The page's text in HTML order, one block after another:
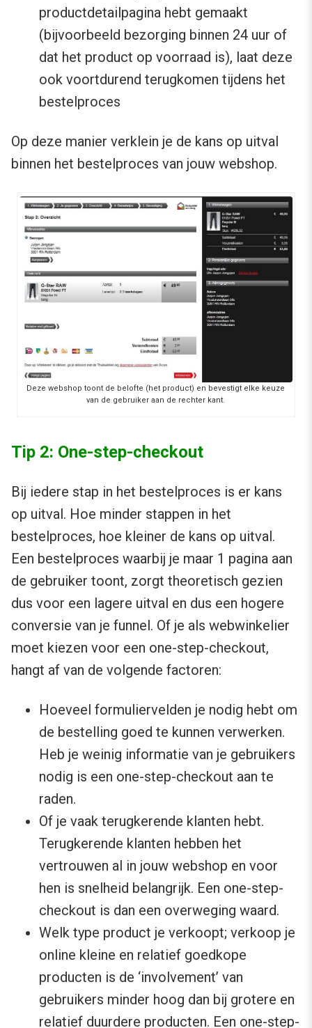
productdetailpagina hebt gemaakt
(bijvoorbeeld bezorging binnen 24 uur of
dat het product op voorraad is), laat deze
ook voortdurend terugkomen tijdens het
bestelproces
Op deze manier verklein je de kans op uitval
binnen het bestelproces van jouw webshop.
Deze webshop toont de belofte (het product) en bevestigt elke keuze
van de gebruiker aan de rechter kant.
Tip 2: One-step-checkout
Bij iedere stap in het bestelproces is er kans
op uitval. Hoe minder stappen in het
bestelproces, hoe kleiner de kans op uitval.
Een bestelproces waarbij je maar 1 pagina aan
de gebruiker toont, zorgt theoretisch gezien
dus voor een lagere uitval en dus een hogere
conversie van je funnel. Of je als webwinkelier
moet kiezen voor een one-step-checkout,
hangt af van de volgende factoren:
Hoeveel formuliervelden je nodig hebt om
de bestelling goed te kunnen verwerken.
Heb je weinig informatie van je gebruikers
nodig is een one-step-checkout aan te
raden.
Of je vaak terugkerende klanten hebt.
Terugkerende klanten hebben het
vertrouwen al in jouw webshop en voor
hen is snelheid belangrijk. Een one-step-
checkout is dan een overweging waard.
Welk type product je verkoopt; verkoop je
online kleine en relatief goedkope
producten is de ‘involvement’ van
gebruikers minder hoog dan bij grotere en
relatief duurdere producten. Een one-step-